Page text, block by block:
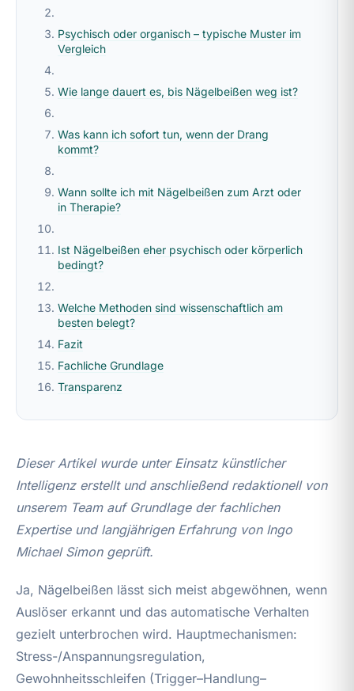
Psychisch oder organisch – typische Muster im
Vergleich
Wie lange dauert es, bis Nägelbeißen weg ist?
Was kann ich sofort tun, wenn der Drang
kommt?
Wann sollte ich mit Nägelbeißen zum Arzt oder
in Therapie?
Ist Nägelbeißen eher psychisch oder körperlich
bedingt?
Welche Methoden sind wissenschaftlich am
besten belegt?
Fazit
Fachliche Grundlage
Transparenz
Dieser Artikel wurde unter Einsatz künstlicher
Intelligenz erstellt und anschließend redaktionell von
unserem Team auf Grundlage der fachlichen
Expertise und langjährigen Erfahrung von Ingo
Michael Simon geprüft.
Ja, Nägelbeißen lässt sich meist abgewöhnen, wenn
Auslöser erkannt und das automatische Verhalten
gezielt unterbrochen wird. Hauptmechanismen:
Stress-/Anspannungsregulation,
Gewohnheitsschleifen (Trigger–Handlung–